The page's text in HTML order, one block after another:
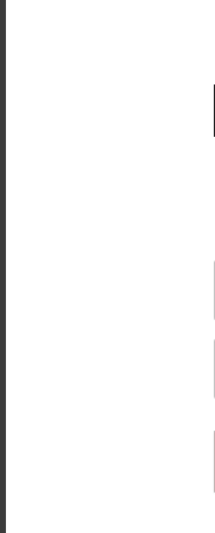
/